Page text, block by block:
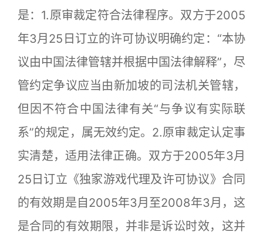
是：1.原审裁定符合法律程序。双方于2005
年3月25日订立的许可协议明确约定：“本协
议由中国法律管辖并根据中国法律解释”，尽
管约定争议应当由新加坡的司法机关管辖，
但因不符合中国法律有关“与争议有实际联
系”的规定，属无效约定。2.原审裁定认定事
实清楚，适用法律正确。双方于2005年3月
25日订立《独家游戏代理及许可协议》合同
的有效期是自2005年3月至2008年3月，这
是合同的有效期限，并非是诉讼时效，这并